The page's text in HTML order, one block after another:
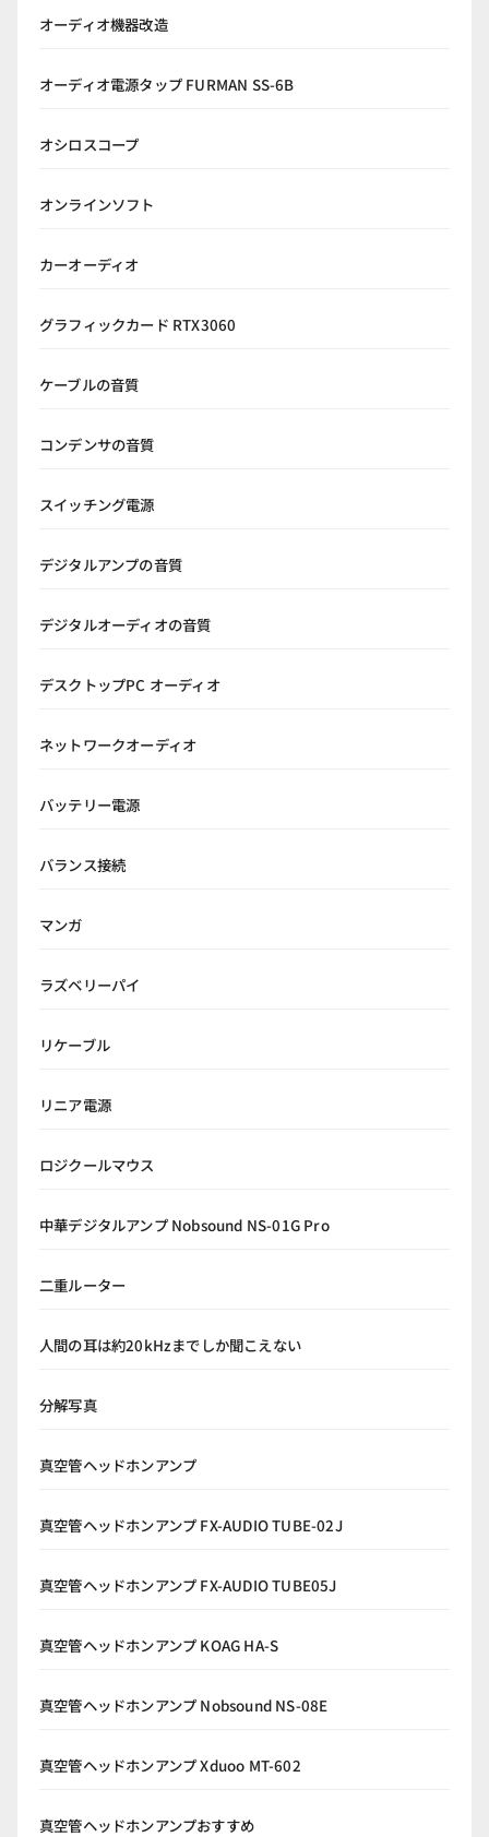
オーディオ機器改造
オーディオ電源タップ FURMAN SS-6B
オシロスコープ
オンラインソフト
カーオーディオ
グラフィックカード RTX3060
ケーブルの音質
コンデンサの音質
スイッチング電源
デジタルアンプの音質
デジタルオーディオの音質
デスクトップPC オーディオ
ネットワークオーディオ
バッテリー電源
バランス接続
マンガ
ラズベリーパイ
リケーブル
リニア電源
ロジクールマウス
中華デジタルアンプ Nobsound NS-01G Pro
二重ルーター
人間の耳は約20kHzまでしか聞こえない
分解写真
真空管ヘッドホンアンプ
真空管ヘッドホンアンプ FX-AUDIO TUBE-02J
真空管ヘッドホンアンプ FX-AUDIO TUBE05J
真空管ヘッドホンアンプ KOAG HA-S
真空管ヘッドホンアンプ Nobsound NS-08E
真空管ヘッドホンアンプ Xduoo MT-602
真空管ヘッドホンアンプおすすめ